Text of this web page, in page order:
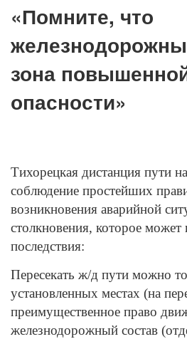
«Помните, что
зона
опасности»
Тихорецкая дистанция пути
соблюдение простейших
возникновения аварийной
столкновения, которое может
последствия:
Пересекать ж/д пути можно
установленных местах (на
преимущественное право
железнодорожный состав